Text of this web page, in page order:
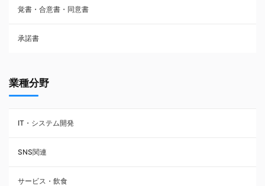
フランチャイズ契約
賃貸借契約
覚書・合意書・同意書
承諾書
業種分野
IT・システム開発
SNS関連
サービス・飲食